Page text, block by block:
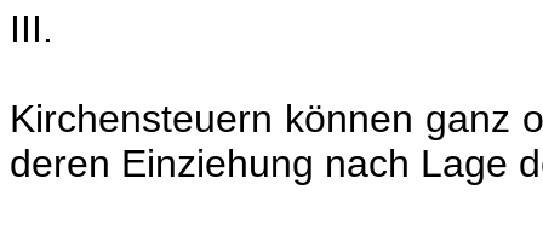
III.
Kirchensteuern können ganz
deren Einziehung nach Lage